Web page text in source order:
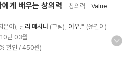
게 배우는 창의력 - 창의력 - Value
은이), 릴리 메시나(그림), 여우별 (옮긴이)
년 03월
할인 / 450원)